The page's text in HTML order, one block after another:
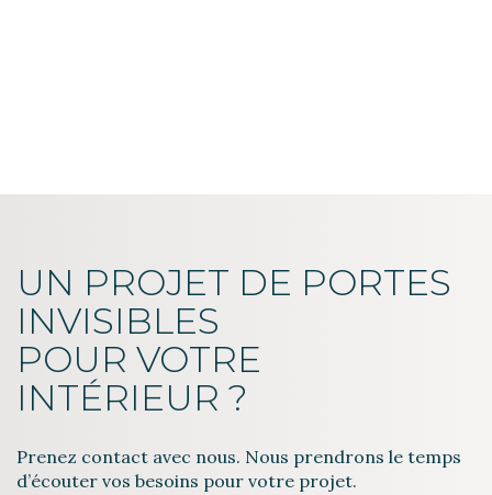
UN PROJET DE PORTES
INVISIBLES
POUR VOTRE
INTÉRIEUR ?
Prenez contact avec nous. Nous prendrons le temps
d’écouter vos besoins pour votre projet.